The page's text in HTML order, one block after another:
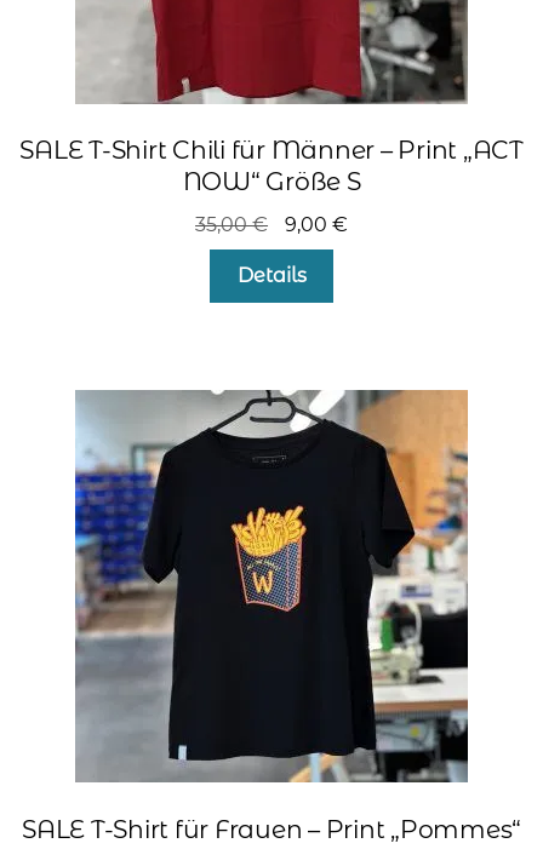
SALE T-Shirt Chili für Männer – Print „ACT
NOW“ Größe S
35,00€
Ursprünglicher
Preis
war:
9,00 €Aktueller
Details
SALE T-Shirt für Frauen – Print „Pommes“